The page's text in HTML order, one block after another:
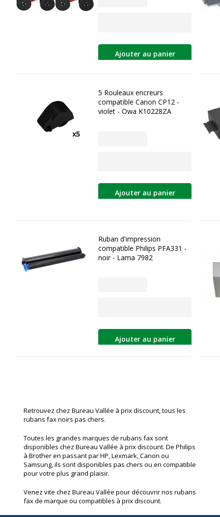
Ajouter au panier
5 Rouleaux encreurs
compatible Canon CP12 -
violet - Owa K10228ZA
Ajouter au panier
Ruban d'impression
compatible Philips PFA331 -
noir - Lama 7982
Ajouter au panier
Retrouvez chez Bureau Vallée à prix discount, tous les
rubans fax noirs pas chers.
Toutes les grandes marques de rubans fax sont
disponibles chez Bureau Vallée à prix discount. De Philips
à Brother en passant par HP, Lexmark, Canon ou
Samsung, ils sont disponibles pas chers ou en compatible
pour votre plus grand plaisir.
Venez vite chez Bureau Vallée pour découvrir nos rubans
fax de marque ou compatibles à prix discount.